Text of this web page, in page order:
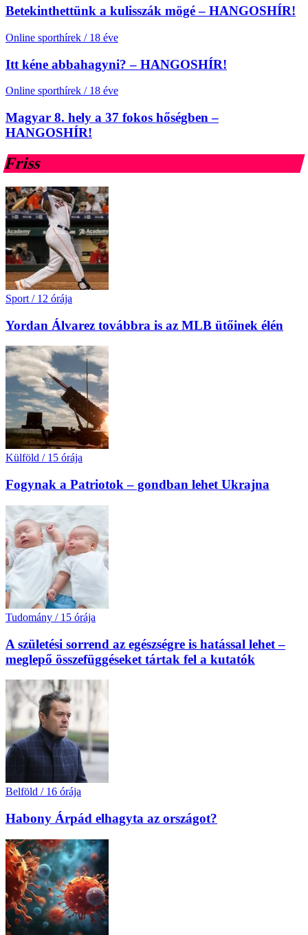
Betekinthettünk a kulisszák mögé – HANGOSHÍR!
Online sporthírek / 18 éve
Itt kéne abbahagyni? – HANGOSHÍR!
Online sporthírek / 18 éve
Magyar 8. hely a 37 fokos hőségben –
HANGOSHÍR!
Friss
Sport / 12 órája
Yordan Álvarez továbbra is az MLB ütőinek élén
Külföld / 15 órája
Fogynak a Patriotok – gondban lehet Ukrajna
Tudomány / 15 órája
A születési sorrend az egészségre is hatással lehet –
meglepő összefüggéseket tártak fel a kutatók
Belföld / 16 órája
Habony Árpád elhagyta az országot?